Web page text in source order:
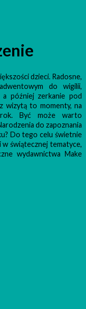
dzieci. Radosne,
do wigilii,
później zerkanie pod
wizytą to momenty, na
Być może warto
do zapoznania
Do tego celu świetnie
w świątecznej tematyce,
wydawnictwa Make